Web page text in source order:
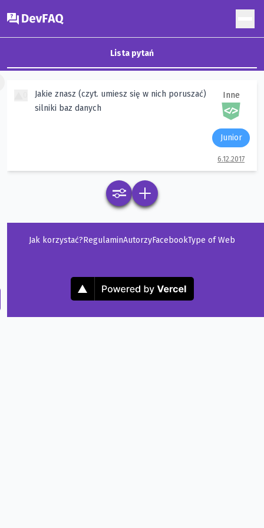
DevFAQ
Lista pytań
Jakie znasz (czyt. umiesz się w nich poruszać)
silniki baz danych
Inne
Junior
6.12.2017
Jak korzystać?RegulaminAutorzyFacebookType of Web